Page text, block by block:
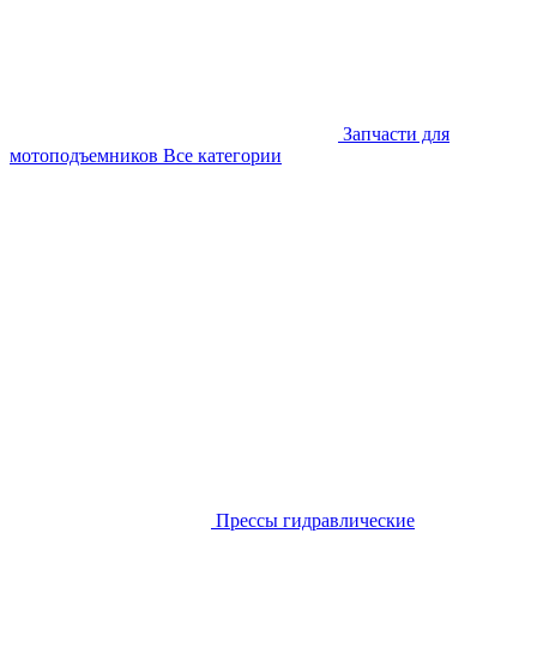
Запчасти для
мотоподъемников Все категории
Прессы гидравлические